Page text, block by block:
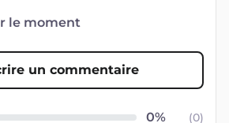
le moment
un commentaire
(0)